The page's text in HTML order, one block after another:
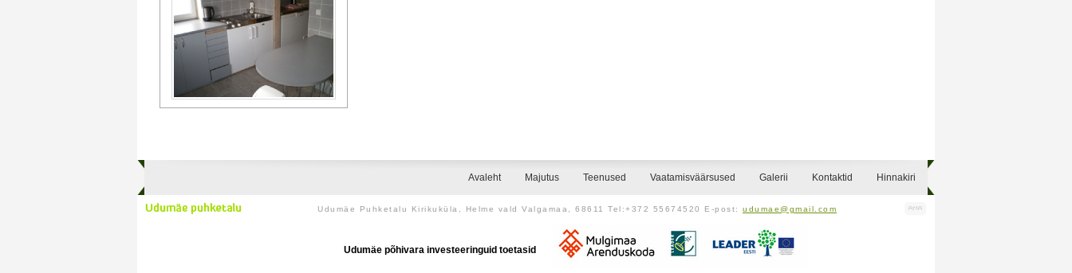
Avaleht Majutus Teenused Vaatamisväärsused Galerii Kontaktid Hinnakiri
Udumäe Puhketalu Kirikuküla, Helme vald Valgamaa, 68611 Tel:+372 55674520 E-post: udumae@gmail.com
Udumäe põhivara investeeringuid toetasid